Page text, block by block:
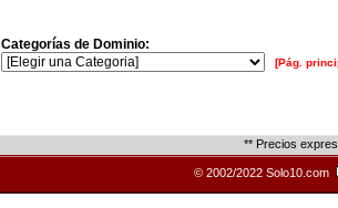
Categorías de Dominio:
[Pág.
** Precios
© 2002/2022 Solo10.com